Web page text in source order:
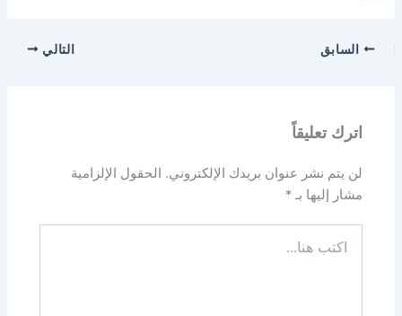
السابق التالي
اترك تعليقاً
لن يتم نشر عنوان بريدك الإلكتروني. الحقول الإلزامية
مشار إليها بـ*
هنا...